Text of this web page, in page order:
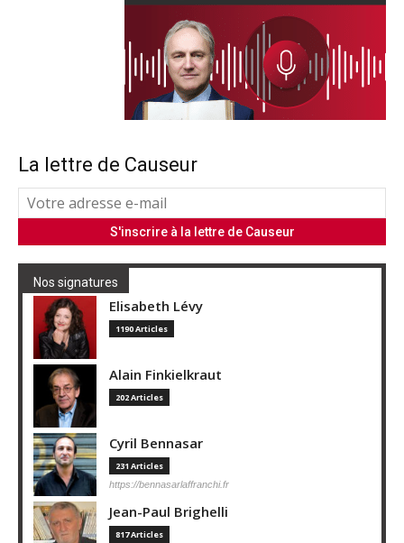
La lettre de Causeur
Nos signatures
Elisabeth Lévy
1190 Articles
Alain Finkielkraut
202 Articles
Cyril Bennasar
231 Articles
https://bennasarlaffranchi.fr
Jean-Paul Brighelli
817 Articles